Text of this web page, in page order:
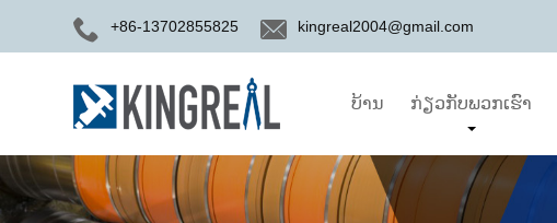
+86-13702855825 kingreal2004@gmail.com
ບ້ານ ກ່ຽວກັບພວກເຮົາ